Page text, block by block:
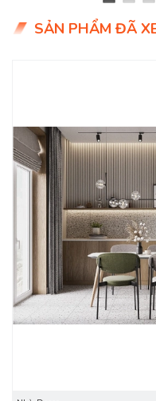
mối mọt hiện đại, mà
kháng ẩm cực kỳ cao,
hạn chế ẩm mốc đạt đến
như là chất liệu tốt nhất
gỗ công nghiệp với mức
SẢN PHẨM ĐÃ